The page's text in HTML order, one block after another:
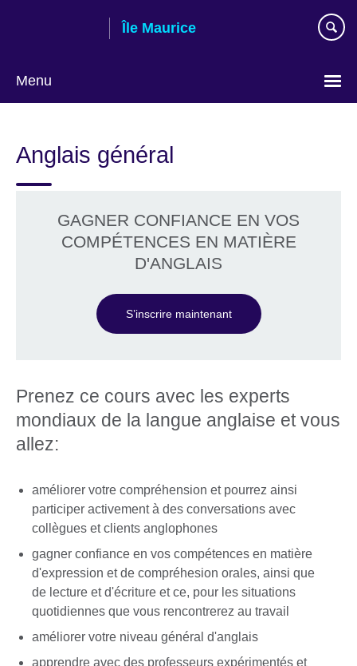
Île Maurice
Menu
language
Anglais général
GAGNER CONFIANCE EN VOS
COMPÉTENCES EN MATIÈRE
D'ANGLAIS
S’inscrire maintenant
Prenez ce cours avec les experts
mondiaux de la langue anglaise et vous
allez:
améliorer votre compréhension et pourrez ainsi
participer activement à des conversations avec
collègues et clients anglophones
gagner confiance en vos compétences en matière
d'expression et de compréhesion orales, ainsi que
de lecture et d'écriture et ce, pour les situations
quotidiennes que vous rencontrerez au travail
améliorer votre niveau général d'anglais
apprendre avec des professeurs expérimentés et